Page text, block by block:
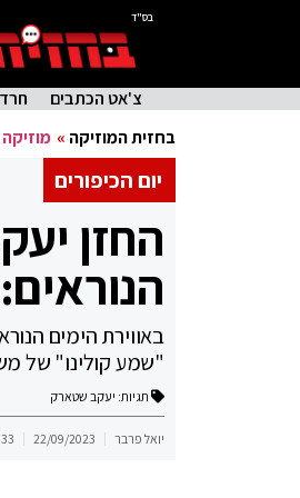
בס"ד
צ'אט הכתבים
בחזית המוזיקה » מוזיקה
יום הכיפורים
החזן
באווירת הימים
"שמע קולינו" של
תגיות: יעקב שטארק
יואל פרבר 22/09/2023